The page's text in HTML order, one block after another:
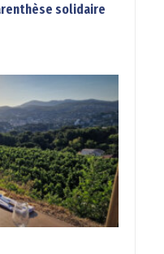
solidaire